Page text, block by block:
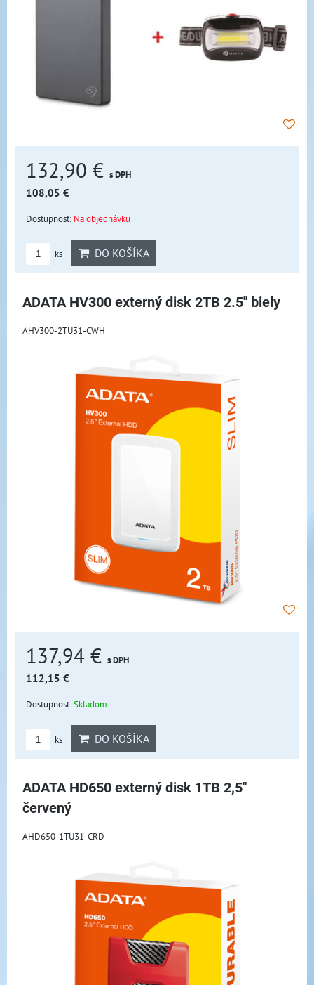
132,90 € s DPH
108,05 €
Dostupnosť: Na objednávku
ks DO KOŠÍKA
ADATA HV300 externý disk 2TB 2.5'' biely
AHV300-2TU31-CWH
137,94 € s DPH
112,15 €
Dostupnosť:Skladom
ks DO KOŠÍKA
ADATA HD650 externý disk 1TB 2,5''
červený
AHD650-1TU31-CRD